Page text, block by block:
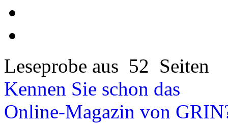
Leseprobe aus 52 Seiten
Kennen Sie schon das
Online-Magazin von